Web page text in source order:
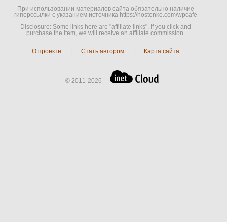
При использовании материалов сайта обязательно наличие
гиперссылки c указанием источника https://hostenko.com/wpcafe
Disclosure: Some links here are "affiliate links". If you click and
purchase the item, we will receive an affiliate commission.
О проекте Стать автором Карта сайта
© 2011-2026